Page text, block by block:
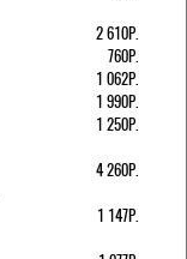
2 610Р.
760Р.
1 062Р.
1 990Р.
1 250Р.
4 260Р.
1 147Р.